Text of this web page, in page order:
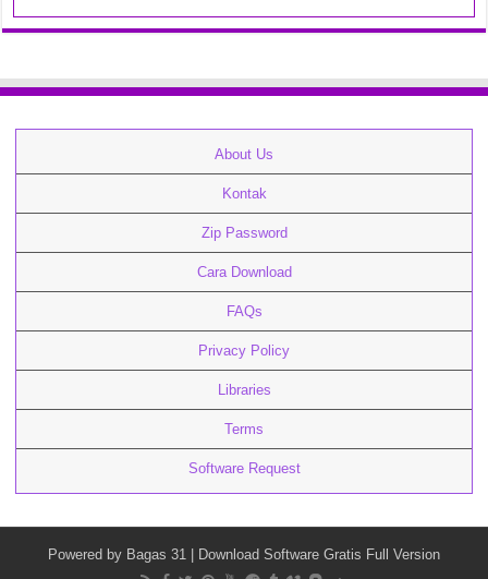
About Us
Kontak
Zip Password
Cara Download
FAQs
Privacy Policy
Libraries
Terms
Software Request
Powered by Bagas 31 | Download Software Gratis Full Version